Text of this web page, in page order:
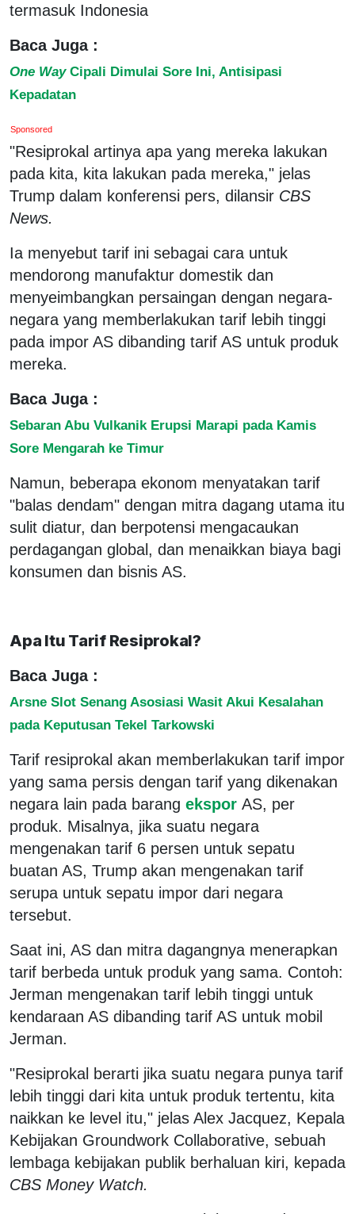
termasuk Indonesia
Baca Juga :
One Way Cipali Dimulai Sore Ini, Antisipasi
Kepadatan
Sponsored
"Resiprokal artinya apa yang mereka lakukan
pada kita, kita lakukan pada mereka," jelas
Trump dalam konferensi pers, dilansir CBS
News.
Ia menyebut tarif ini sebagai cara untuk
mendorong manufaktur domestik dan
menyeimbangkan persaingan dengan negara-
negara yang memberlakukan tarif lebih tinggi
pada impor AS dibanding tarif AS untuk produk
mereka.
Baca Juga :
Sebaran Abu Vulkanik Erupsi Marapi pada Kamis
Sore Mengarah ke Timur
Namun, beberapa ekonom menyatakan tarif
"balas dendam" dengan mitra dagang utama itu
sulit diatur, dan berpotensi mengacaukan
perdagangan global, dan menaikkan biaya bagi
konsumen dan bisnis AS.
Apa Itu Tarif Resiprokal?
Baca Juga :
Arsne Slot Senang Asosiasi Wasit Akui Kesalahan
pada Keputusan Tekel Tarkowski
Tarif resiprokal akan memberlakukan tarif impor
yang sama persis dengan tarif yang dikenakan
negara lain pada barang ekspor AS, per
produk. Misalnya, jika suatu negara
mengenakan tarif 6 persen untuk sepatu
buatan AS, Trump akan mengenakan tarif
serupa untuk sepatu impor dari negara
tersebut.
Saat ini, AS dan mitra dagangnya menerapkan
tarif berbeda untuk produk yang sama. Contoh:
Jerman mengenakan tarif lebih tinggi untuk
kendaraan AS dibanding tarif AS untuk mobil
Jerman.
"Resiprokal berarti jika suatu negara punya tarif
lebih tinggi dari kita untuk produk tertentu, kita
naikkan ke level itu," jelas Alex Jacquez, Kepala
Kebijakan Groundwork Collaborative, sebuah
lembaga kebijakan publik berhaluan kiri, kepada
CBS Money Watch.